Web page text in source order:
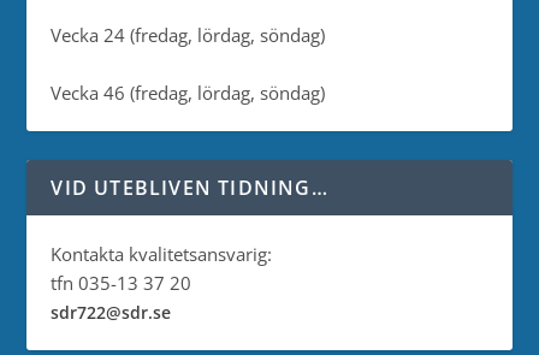
Vecka 24 (fredag, lördag, söndag)
Vecka 46 (fredag, lördag, söndag)
VID UTEBLIVEN TIDNING…
Kontakta kvalitetsansvarig:
tfn 035-13 37 20
sdr722@sdr.se